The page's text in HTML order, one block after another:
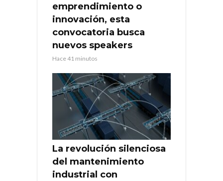
emprendimiento o
innovación, esta
convocatoria busca
nuevos speakers
Hace 41 minutos
La revolución silenciosa
del mantenimiento
industrial con